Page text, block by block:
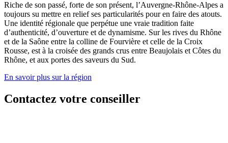
Riche de son passé, forte de son présent, l’Auvergne-Rhône-Alpes a
toujours su mettre en relief ses particularités pour en faire des atouts.
Une identité régionale que perpétue une vraie tradition faite
d’authenticité, d’ouverture et de dynamisme. Sur les rives du Rhône
et de la Saône entre la colline de Fourvière et celle de la Croix
Rousse, est à la croisée des grands crus entre Beaujolais et Côtes du
Rhône, et aux portes des saveurs du Sud.
En savoir plus sur la région
Contactez votre conseiller